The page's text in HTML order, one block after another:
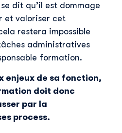
dit qu’il est dommage
et valoriser cet
restera impossible
administratives
formation.
enjeux de sa fonction,
doit donc
par la
process.